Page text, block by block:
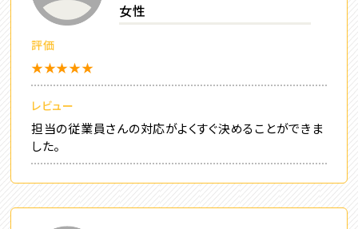
女性
評価
★★★★★
レビュー
担当の従業員さんの対応がよくすぐ決めることができま
した。